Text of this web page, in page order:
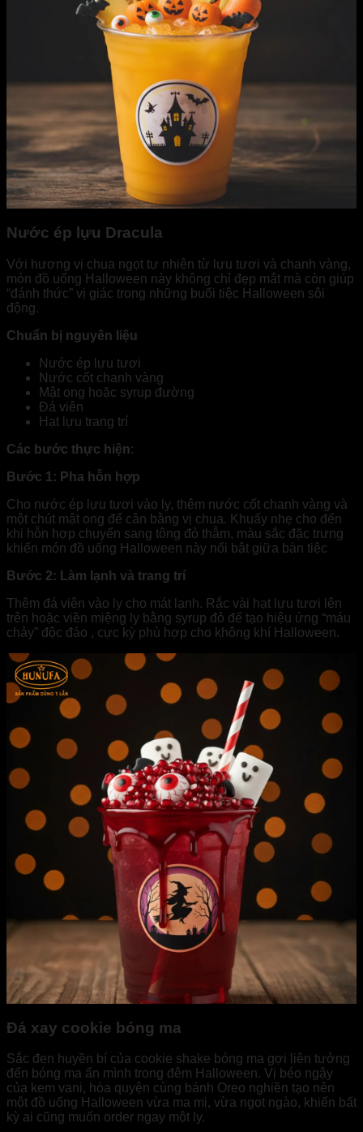
Nước ép lựu Dracula
Với hương vị chua ngọt tự nhiên từ lựu tươi và chanh vàng,
món đồ uống Halloween này không chỉ đẹp mắt mà còn giúp
“đánh thức” vị giác trong những buổi tiệc Halloween sôi
động.
Chuẩn bị nguyên liệu
Nước ép lựu tươi
Nước cốt chanh vàng
Mật ong hoặc syrup đường
Đá viên
Hạt lựu trang trí
Các bước thực hiện:
Bước 1: Pha hỗn hợp
Cho nước ép lựu tươi vào ly, thêm nước cốt chanh vàng và
một chút mật ong để cân bằng vị chua. Khuấy nhẹ cho đến
khi hỗn hợp chuyển sang tông đỏ thẫm, màu sắc đặc trưng
khiến món đồ uống Halloween này nổi bật giữa bàn tiệc
Bước 2: Làm lạnh và trang trí
Thêm đá viên vào ly cho mát lạnh. Rắc vài hạt lựu tươi lên
trên hoặc viền miệng ly bằng syrup đỏ để tạo hiệu ứng “máu
chảy” độc đáo , cực kỳ phù hợp cho không khí Halloween.
Đá xay cookie bóng ma
Sắc đen huyền bí của cookie shake bóng ma gợi liên tưởng
đến bóng ma ẩn mình trong đêm Halloween. Vị béo ngậy
của kem vani, hòa quyện cùng bánh Oreo nghiền tạo nên
một đồ uống Halloween vừa ma mị, vừa ngọt ngào, khiến bất
kỳ ai cũng muốn order ngay một ly.